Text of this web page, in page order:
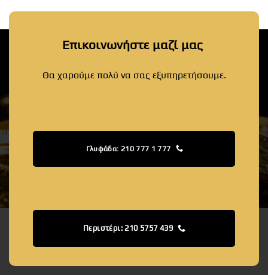
Επικοινωνήστε μαζί μας
Θα χαρούμε πολύ να σας εξυπηρετήσουμε.
Γλυφάδα: 210 777 1 777
Περιστέρι: 210 5757 439